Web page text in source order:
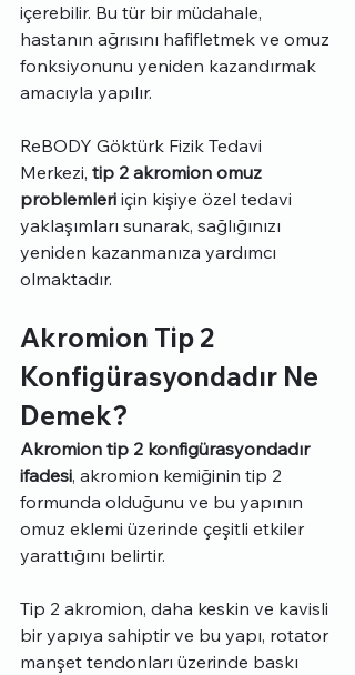
içerebilir. Bu tür bir müdahale,
hastanın ağrısını hafifletmek ve omuz
fonksiyonunu yeniden kazandırmak
amacıyla yapılır.
ReBODY Göktürk Fizik Tedavi
Merkezi, tip 2 akromion omuz
problemleri için kişiye özel tedavi
yaklaşımları sunarak, sağlığınızı
yeniden kazanmanıza yardımcı
olmaktadır.
Akromion Tip 2
Konfigürasyondadır Ne
Demek?
Akromion tip 2 konfigürasyondadır
ifadesi, akromion kemiğinin tip 2
formunda olduğunu ve bu yapının
omuz eklemi üzerinde çeşitli etkiler
yarattığını belirtir.
Tip 2 akromion, daha keskin ve kavisli
bir yapıya sahiptir ve bu yapı, rotator
manşet tendonları üzerinde baskı